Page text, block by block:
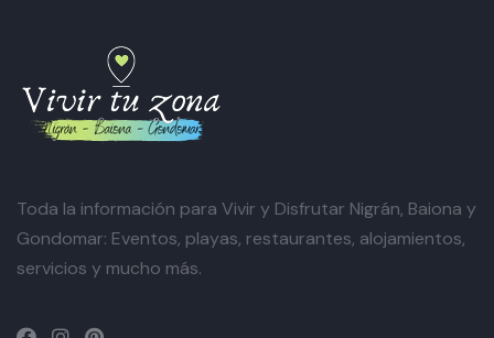
Toda la información para Vivir y Disfrutar Nigrán, Baiona y
Gondomar: Eventos, playas, restaurantes, alojamientos,
servicios y mucho más.